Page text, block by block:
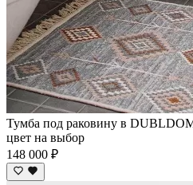
Тумба под раковину в
цвет на выбор
148 000 ₽